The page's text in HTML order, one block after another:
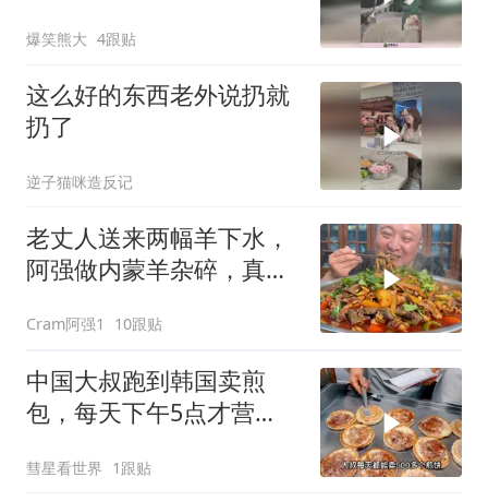
爆笑熊大 4跟贴
这么好的东西老外说扔就
扔了
逆子猫咪造反记
老丈人送来两幅羊下水，
阿强做内蒙羊杂碎，真的
Cram阿强1 10跟贴
中国大叔跑到韩国卖煎
包，每天下午5点才营
彗星看世界 1跟贴